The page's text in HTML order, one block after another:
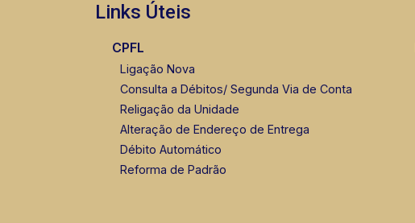
Links Úteis
CPFL
Ligação Nova
Consulta a Débitos/ Segunda Via de Conta
Religação da Unidade
Alteração de Endereço de Entrega
Débito Automático
Reforma de Padrão